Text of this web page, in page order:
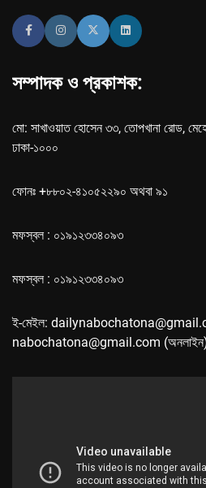
সম্পাদক ও প্রকাশক:
মো: সাখাওয়াত হোসেন ৩৩, তোপখানা রোড,
ঢাকা-১০০০
ফোনঃ +৮৮০২-৪১০৫২২৯০ অথবা ৯১
মফস্বল : ০১৯১২৩৩৪০৯৩
মফস্বল : ০১৯১২৩৩৪০৯৩
ই-মেইল:
nabochatona@gmail.com